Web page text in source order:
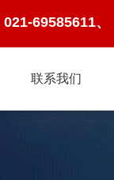
021-69585611、
联系我们